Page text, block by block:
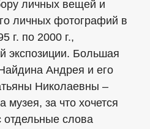
личных вещей и
личных фотографий в
г. по 2000 г.,
экспозиции. Большая
Андрея и его
Николаевны –
музея, за что хочется
отдельные слова